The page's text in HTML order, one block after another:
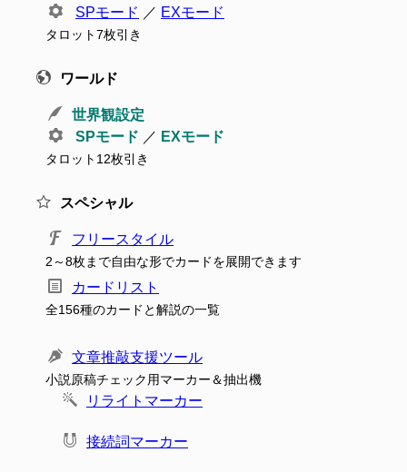
SPモード ／ EXモード
タロット7枚引き
ワールド
世界観設定
SPモード ／ EXモード
タロット12枚引き
スペシャル
フリースタイル
2～8枚まで自由な形でカードを展開できます
カードリスト
全156種のカードと解説の一覧
文章推敲支援ツール
小説原稿チェック用マーカー＆抽出機
リライトマーカー
接続詞マーカー